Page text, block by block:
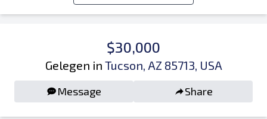
$30,000
Gelegen in Tucson, AZ 85713, USA
Message Share